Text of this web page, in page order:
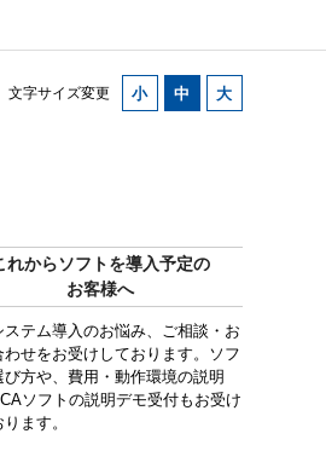
文字サイズ変更
れからソフトを導入予定の
お客様へ
ステム導入のお悩み、ご相談・お
わせをお受けしております。ソフ
び方や、費用・動作環境の説明
ソフトの説明デモ受付もお受け
ます。